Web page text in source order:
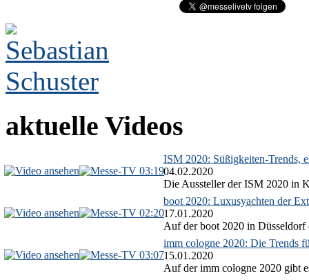
aktuelle Videos
03:19
ISM 2020: Süßigkeiten-Trends,
04.02.2020
Die Aussteller der ISM 2020 in
02:20
boot 2020: Luxusyachten der
17.01.2020
Auf der boot 2020 in Düsseldorf
03:07
imm cologne 2020: Die Trends
15.01.2020
Auf der imm cologne 2020 gibt